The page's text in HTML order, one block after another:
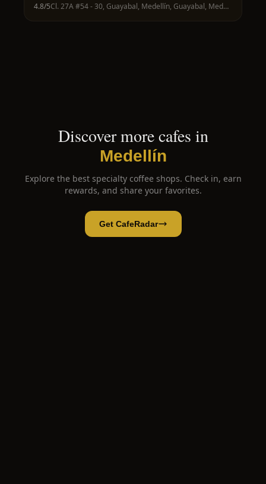
4.8/5 Cl. 27A #54 - 30, Guayabal, Medellín, Guayabal, Medellín, Antioquia, Colombia
Discover more cafes in
Medellín
Explore the best specialty coffee shops. Check in, earn
rewards, and share your favorites.
Get CafeRadar